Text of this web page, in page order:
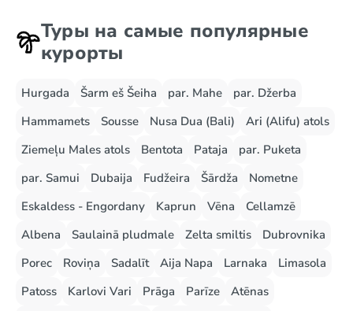
Туры на самые популярные
курорты
Hurgada Šarm eš Šeiha par. Mahe
par. Džerba
Hammamets
Sousse Nusa Dua (Bali)
Ari (Alifu) atols
Ziemeļu Males atols
Bentota Pataja
par. Puketa
par. Samui
Dubaija Fudžeira Šārdža
Nometne
Eskaldess - Engordany
Kaprun Vēna
Cellamzē
Albena
Saulainā pludmale Zelta smiltis
Dubrovnika
Porec
Roviņa Sadalīt Aija Napa Larnaka
Limasola
Patoss
Karlovi Vari Prāga Parīze
Atēnas